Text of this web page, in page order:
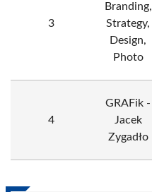
3
Branding,
Strategy,
Design,
Photo
4
GRAFik -
Jacek
Zygadło